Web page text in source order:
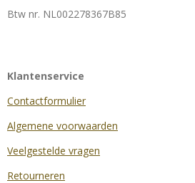
Btw nr. NL002278367B85
Klantenservice
Contactformulier
Algemene voorwaarden
Veelgestelde vragen
Retourneren